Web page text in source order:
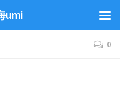
umi
0